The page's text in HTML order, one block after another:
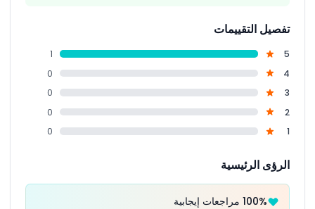
تفصيل التقييمات
5
1
4
0
3
0
2
0
1
0
الرؤى الرئيسية
100% مراجعات إيجابية